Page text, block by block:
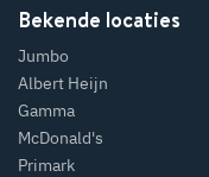
Bekende locaties
Jumbo
Albert Heijn
Gamma
McDonald's
Primark